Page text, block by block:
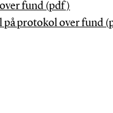
fund (pdf)
på protokol over fund